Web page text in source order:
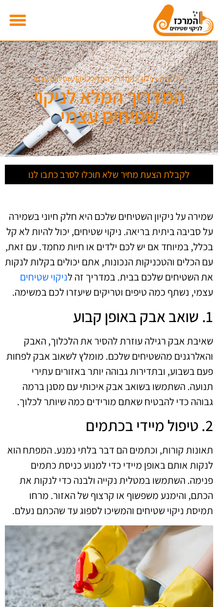
דף הבית»בלוג»המדריך המלא לניקוי שטיחים עצמי
המדריך המלא לניקוי
שטיחים עצמי
לקבלת הצעת מחיר שלא תוכלו לסרב כתבו לנו
שמירה על ניקיון השטיחים שלכם היא חלק חיוני בשמירה
על סביבה ביתית בריאה. ניקוי שטיחים, יכול להיות לא קל
בכלל, במיוחד אם יש לכם ילדים או חיות מחמד. עם זאת,
עם הכלים והטכניקות הנכונות, אתם יכולים בקלות לנקות
את השטיחים שלכם בבית. במדריך זה לניקוי שטיחים
עצמי, נשתף כמה טיפים וטריקים שיעזרו לכם במשימה.
1. שואב אבק באופן קבוע
שאיבת אבק רגילה עוזרת להסיר את הלכלוך, האבק
והאלרגנים מהשטיחים שלכם. מומלץ לשאוב אבק לפחות
פעם בשבוע, ובתדירות גבוהה יותר באזורים עתירי
תנועה. השתמשו בשואב אבק איכותי עם מסנן ברמה
גבוהה כדי להבטיח שאתם מורידים כמה שיותר לכלוך.
2. טיפול מיידי בכתמים
תאונות קורות, וכתמים הם דבר בלתי נמנע. המפתח הוא
לנקות אותם באופן מיידי כדי למנוע כניסת כתמים
פנימה. השתמשו במטלית נקייה ולבנה כדי לנקות את
הכתם, והימנע משפשוף או קרצוף של האזור. מרחו
תמיסת ניקוי שטיחים והמשיכו לספוג עד שהכתם נעלם.